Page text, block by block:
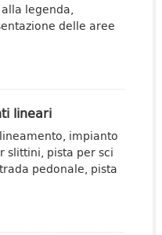
legenda,
delle aree
lineari
impianto
slittini, pista per sci
pedonale, pista